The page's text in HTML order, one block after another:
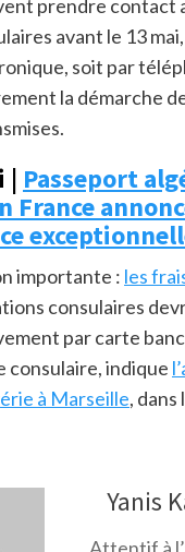
prendre contact
avant le 13
soit par
la démarche
| Passeport
France
importante : les
consulaires
par carte
consulaire, indique
à Marseille, dans
Yanis